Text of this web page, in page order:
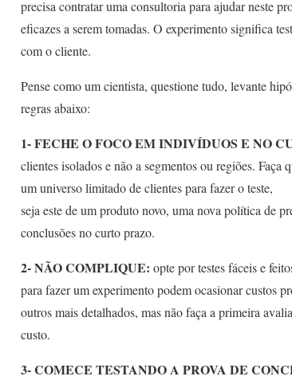
precisa contratar uma consultoria para ajudar neste
eficazes a serem tomadas. O experimento significa
com o cliente.
Pense como um cientista, questione tudo, levante
regras abaixo:
1- FECHE O FOCO EM INDIVÍDUOS E NO
clientes isolados e não a segmentos ou regiões. Faça
um universo limitado de clientes para fazer o teste,
seja este de um produto novo, uma nova política de
conclusões no curto prazo.
2- NÃO COMPLIQUE: opte por testes fáceis e
para fazer um experimento podem ocasionar custos
outros mais detalhados, mas não faça a primeira
custo.
3- COMECE TESTANDO A PROVA DE